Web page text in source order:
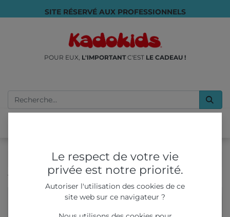
SITE RÉSERVÉ AUX PROFESSIONNELS
POUR EUX, L'IMPORTANTC'EST LE CADEAU !
Tous les produits Pochettes surprise papier - Edition 3
Le respect de votre vie
privée est notre priorité.
Autoriser l'utilisation des cookies de ce
site web sur ce navigateur ?